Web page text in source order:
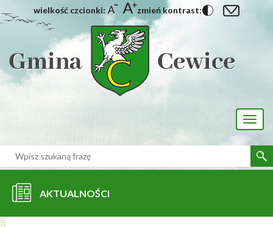
wielkość czcionki: zmień kontrast:
AKTUALNOŚCI
[interaktywna-mapa]